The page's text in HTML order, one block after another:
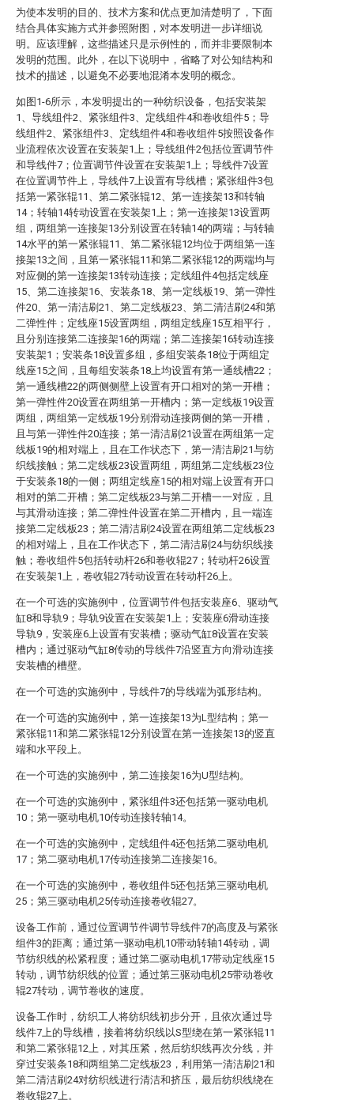
为使本发明的目的、技术方案和优点更加清楚明了，下面
结合具体实施方式并参照附图，对本发明进一步详细说
明。应该理解，这些描述只是示例性的，而并非要限制本
发明的范围。此外，在以下说明中，省略了对公知结构和
技术的描述，以避免不必要地混淆本发明的概念。
如图1-6所示，本发明提出的一种纺织设备，包括安装架
1、导线组件2、紧张组件3、定线组件4和卷收组件5；导
线组件2、紧张组件3、定线组件4和卷收组件5按照设备作
业流程依次设置在安装架1上；导线组件2包括位置调节件
和导线件7；位置调节件设置在安装架1上；导线件7设置
在位置调节件上，导线件7上设置有导线槽；紧张组件3包
括第一紧张辊11、第二紧张辊12、第一连接架13和转轴
14；转轴14转动设置在安装架1上；第一连接架13设置两
组，两组第一连接架13分别设置在转轴14的两端；与转轴
14水平的第一紧张辊11、第二紧张辊12均位于两组第一连
接架13之间，且第一紧张辊11和第二紧张辊12的两端均与
对应侧的第一连接架13转动连接；定线组件4包括定线座
15、第二连接架16、安装条18、第一定线板19、第一弹性
件20、第一清洁刷21、第二定线板23、第二清洁刷24和第
二弹性件；定线座15设置两组，两组定线座15互相平行，
且分别连接第二连接架16的两端；第二连接架16转动连接
安装架1；安装条18设置多组，多组安装条18位于两组定
线座15之间，且每组安装条18上均设置有第一通线槽22；
第一通线槽22的两侧侧壁上设置有开口相对的第一开槽；
第一弹性件20设置在两组第一开槽内；第一定线板19设置
两组，两组第一定线板19分别滑动连接两侧的第一开槽，
且与第一弹性件20连接；第一清洁刷21设置在两组第一定
线板19的相对端上，且在工作状态下，第一清洁刷21与纺
织线接触；第二定线板23设置两组，两组第二定线板23位
于安装条18的一侧；两组定线座15的相对端上设置有开口
相对的第二开槽；第二定线板23与第二开槽一一对应，且
与其滑动连接；第二弹性件设置在第二开槽内，且一端连
接第二定线板23；第二清洁刷24设置在两组第二定线板23
的相对端上，且在工作状态下，第二清洁刷24与纺织线接
触；卷收组件5包括转动杆26和卷收辊27；转动杆26设置
在安装架1上，卷收辊27转动设置在转动杆26上。
在一个可选的实施例中，位置调节件包括安装座6、驱动气
缸8和导轨9；导轨9设置在安装架1上；安装座6滑动连接
导轨9，安装座6上设置有安装槽；驱动气缸8设置在安装
槽内；通过驱动气缸8传动的导线件7沿竖直方向滑动连接
安装槽的槽壁。
在一个可选的实施例中，导线件7的导线端为弧形结构。
在一个可选的实施例中，第一连接架13为L型结构；第一
紧张辊11和第二紧张辊12分别设置在第一连接架13的竖直
端和水平段上。
在一个可选的实施例中，第二连接架16为U型结构。
在一个可选的实施例中，紧张组件3还包括第一驱动电机
10；第一驱动电机10传动连接转轴14。
在一个可选的实施例中，定线组件4还包括第二驱动电机
17；第二驱动电机17传动连接第二连接架16。
在一个可选的实施例中，卷收组件5还包括第三驱动电机
25；第三驱动电机25传动连接卷收辊27。
设备工作前，通过位置调节件调节导线件7的高度及与紧张
组件3的距离；通过第一驱动电机10带动转轴14转动，调
节纺织线的松紧程度；通过第二驱动电机17带动定线座15
转动，调节纺织线的位置；通过第三驱动电机25带动卷收
辊27转动，调节卷收的速度。
设备工作时，纺织工人将纺织线初步分开，且依次通过导
线件7上的导线槽，接着将纺织线以S型绕在第一紧张辊11
和第二紧张辊12上，对其压紧，然后纺织线再次分线，并
穿过安装条18和两组第二定线板23，利用第一清洁刷21和
第二清洁刷24对纺织线进行清洁和挤压，最后纺织线绕在
卷收辊27上。